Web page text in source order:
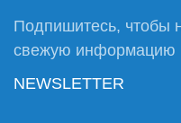
Подпишитесь, чтобы
свежую информацию
NEWSLETTER